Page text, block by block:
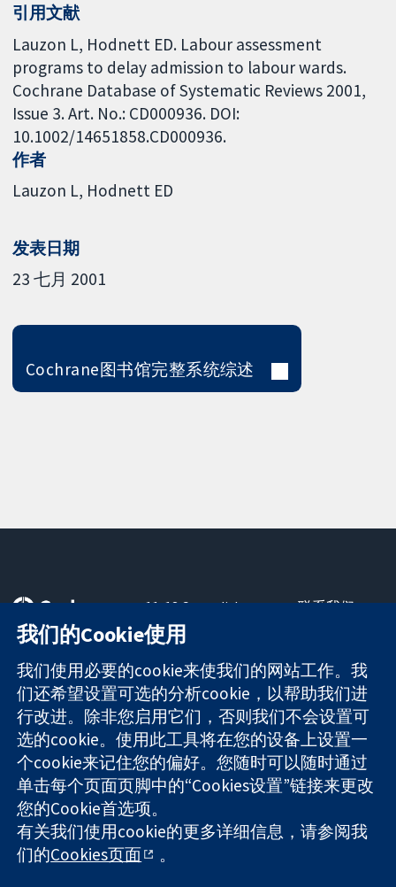
引用文献
Lauzon L, Hodnett ED. Labour assessment
programs to delay admission to labour wards.
Cochrane Database of Systematic Reviews 2001,
Issue 3. Art. No.: CD000936. DOI:
10.1002/14651858.CD000936.
作者
Lauzon L Hodnett ED
发表日期
23 七月 2001
Cochrane图书馆完整系统综述
可信任的证据
知情决定
更完善的医疗健
康
11-13 Cavendish
Square
London
W1G 0AN
United Kingdom
联系我们
关于我们
工作机会
Cochrane
Library
The Cochrane Collaboration is a charity (no. 1045921) and a
company limited by guarantee (no. 03044323) registered in
England & Wales. VAT registration number GB 718 2127 49.
版权所有：© 2026 Cochrane协作网
我们的Cookie使用
我们使用必要的cookie来使我们的网站工作。我
们还希望设置可选的分析cookie，以帮助我们进
行改进。除非您启用它们，否则我们不会设置可
选的cookie。使用此工具将在您的设备上设置一
个cookie来记住您的偏好。您随时可以随时通过
单击每个页面页脚中的“Cookies设置”链接来更改
您的Cookie首选项。
有关我们使用cookie的更多详细信息，请参阅我
们的Cookies页面 。